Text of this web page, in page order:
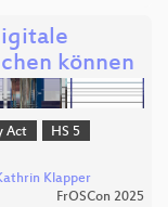
können
Act
HS 5
Klapper
FrOSCon 2025